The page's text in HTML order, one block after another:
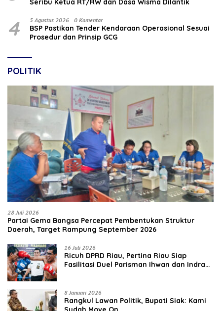
4 5 Agustus 2026 0 Komentar
BSP Pastikan Tender Kendaraan Operasional Sesuai
Prosedur dan Prinsip GCG
POLITIK
28 Juli 2026
Partai Gema Bangsa Percepat Pembentukan Struktur
Daerah, Target Rampung September 2026
16 Juli 2026
‎Ricuh DPRD Riau, Pertina Riau Siap
Fasilitasi Duel Parisman Ihwan dan Indra
8 Januari 2026
Rangkul Lawan Politik, Bupati Siak: Kami